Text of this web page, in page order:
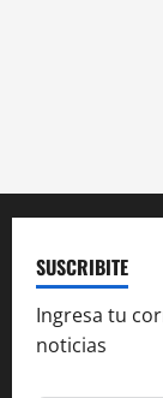
SUSCRIBITE
Ingresa tu
noticias